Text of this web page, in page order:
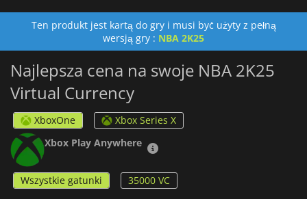
Ten produkt jest kartą do gry i musi być użyty z pełną
wersją gry : NBA 2K25
Najlepsza cena na swoje NBA 2K25
Virtual Currency
XboxOne
Xbox Series X
Xbox Play Anywhere
Wszystkie gatunki 35000 VC